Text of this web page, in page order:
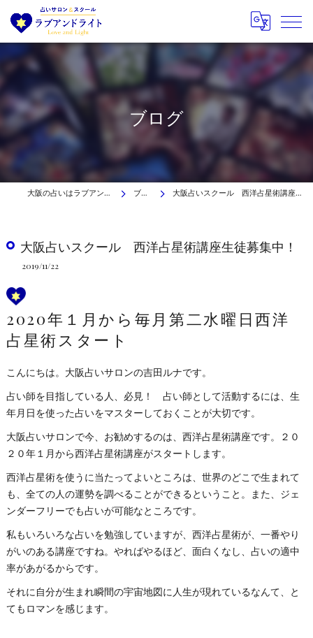
ブログ
大阪の占いはラブアンドライト ブログ 大阪占いスクール 西洋占星術講座生徒募集中！
大阪占いスクール 西洋占星術講座生徒募集中！
2019/11/22
2020年１月から毎月第二水曜日西洋
占星術スタート
こんにちは。大阪占いサロンの吉田ルナです。
占い師を目指している人、必見！ 占い師として活動するには、生
年月日を使った占いをマスターしておくことが大切です。
大阪占いサロンで今、お勧めするのは、西洋占星術講座です。２０
２０年１月から西洋占星術講座がスタートします。
西洋占星術を使うに当たってよいところは、世界のどこで生まれて
も、全ての人の運勢を調べることができるということ。また、ジェ
ンダーフリーでも占いが可能なところです。
私もいろいろな占いを勉強していますが、西洋占星術が、一番やり
がいのある講座ですね。やればやるほど、面白くなし、占いの適中
率があがるからです。
それに自分が生まれ瞬間の宇宙地図に人生が現れているなんて、と
てもロマンを感じます。